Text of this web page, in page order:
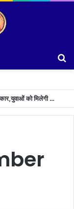
चुनावी साल में भर्ती का पिटारा खोलने जा रही है धामी सरकार,युवाओं को मिलेगी 34 हजार रिकॉर्ड भर्तियों की सौगात